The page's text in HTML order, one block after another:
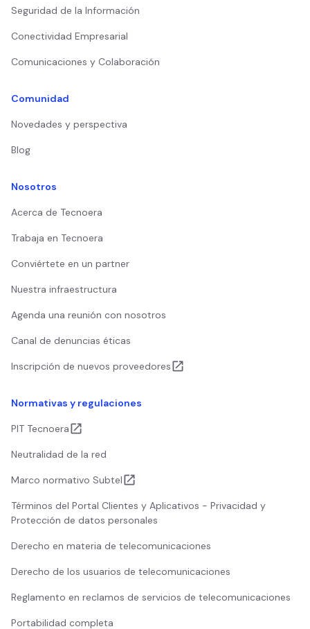
Seguridad de la Información
Conectividad Empresarial
Comunicaciones y Colaboración
Comunidad
Novedades y perspectiva
Blog
Nosotros
Acerca de Tecnoera
Trabaja en Tecnoera
Conviértete en un partner
Nuestra infraestructura
Agenda una reunión con nosotros
Canal de denuncias éticas
Inscripción de nuevos proveedores
Normativas y regulaciones
PIT Tecnoera
Neutralidad de la red
Marco normativo Subtel
Términos del Portal Clientes y Aplicativos - Privacidad y
Protección de datos personales
Derecho en materia de telecomunicaciones
Derecho de los usuarios de telecomunicaciones
Reglamento en reclamos de servicios de telecomunicaciones
Portabilidad completa